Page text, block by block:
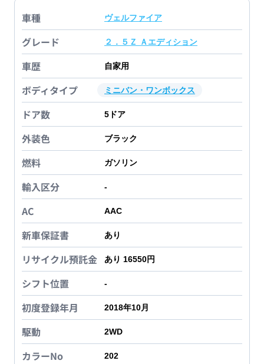
車種 ヴェルファイア
グレード ２．５Ｚ Ａエディション
車歴 自家用
ボディタイプ ミニバン・ワンボックス
ドア数 5 ドア
外装色 ブラック
燃料 ガソリン
輸入区分 -
AC AAC
新車保証書 あり
リサイクル預託金 あり 16550円
シフト位置 -
初度登録年月 2018年10月
駆動 2WD
カラーNo 202